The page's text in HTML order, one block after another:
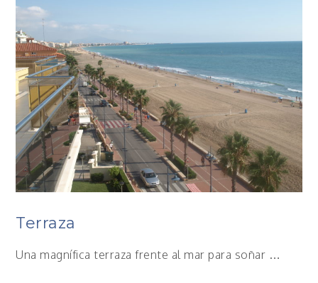
Terraza
Una magnífica terraza frente al mar para soñar …